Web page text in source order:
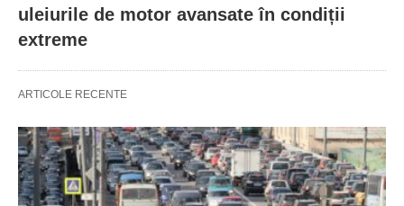
uleiurile de motor avansate în condiții
extreme
ARTICOLE RECENTE